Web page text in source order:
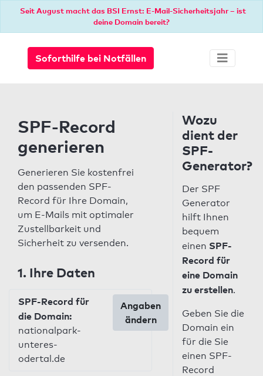
Seit August macht das BSI Ernst: E-Mail-Sicherheitsjahr – ist
deine Domain bereit?
Soforthilfe bei Notfällen
SPF-Record
generieren
Generieren Sie kostenfrei
den passenden SPF-
Record für Ihre Domain,
um E-Mails mit optimaler
Zustellbarkeit und
Sicherheit zu versenden.
1. Ihre Daten
SPF-Record für
die Domain:
nationalpark-
unteres-
odertal.de
Angaben
ändern
Wozu
dient der
SPF-
Generator?
Der SPF
Generator
hilft Ihnen
bequem
einen SPF-
Record für
eine Domain
zu erstellen.
Geben Sie die
Domain ein
für die Sie
einen SPF-
Record